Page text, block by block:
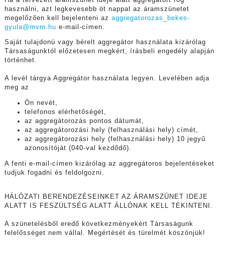
használni, azt legkevesebb öt nappal az áramszünetet
megelőzően kell bejelenteni az aggregatorozas_bekes-
gyula@mvm.hu e-mail-címen.
Saját tulajdonú vagy bérelt aggregátor használata kizárólag
Társaságunktól előzetesen megkért, írásbeli engedély alapján
történhet.
A levél tárgya Aggregátor használata legyen. Levelében adja
meg az
Ön nevét,
telefonos elérhetőségét,
az aggregátorozás pontos dátumát,
az aggregátorozási hely (felhasználási hely) címét,
az aggregátorozási hely (felhasználási hely) 10 jegyű
azonosítóját (040-val kezdődő).
A fenti e-mail-címen kizárólag az aggregátoros bejelentéseket
tudjuk fogadni és feldolgozni.
HÁLÓZATI BERENDEZÉSEINKET AZ ÁRAMSZÜNET IDEJE
ALATT IS FESZÜLTSÉG ALATT ÁLLÓNAK KELL TEKINTENI.
A szünetelésből eredő következményekért Társaságunk
felelősséget nem vállal. Megértését és türelmét köszönjük!